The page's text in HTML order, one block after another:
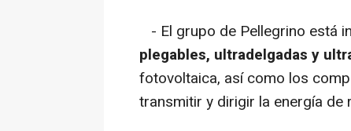
- El grupo de Pellegrino está
plegables, ultradelgadas y
fotovoltaica, así como los
transmitir y dirigir la energía de